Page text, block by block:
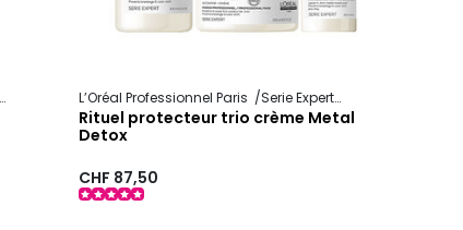
Absolut Repair Molecular
L’Oréal Professionnel Paris Serie Expert
Rituel protecteur trio crème Metal
Detox
CHF 87,50